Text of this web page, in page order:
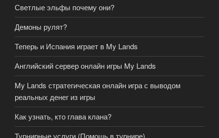
Светлые эльфы почему они?
Демоны рулят?
Теперь и Испания играет в My Lands
Английский сервер онлайн игры My Lands
My Lands стратегическая онлайн игра с выводом
реальных денег из игры
Как узнать, кто глава клана?